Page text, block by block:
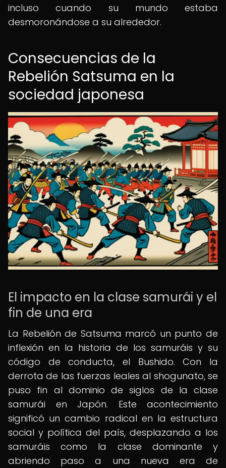
incluso cuando su mundo estaba
desmoronándose a su alrededor.
Consecuencias de la
Rebelión Satsuma en la
sociedad japonesa
El impacto en la clase samurái y el
fin de una era
La Rebelión de Satsuma marcó un punto de
inflexión en la historia de los samuráis y su
código de conducta, el Bushido. Con la
derrota de las fuerzas leales al shogunato, se
puso fin al dominio de siglos de la clase
samurái en Japón. Este acontecimiento
significó un cambio radical en la estructura
social y política del país, desplazando a los
samuráis como la clase dominante y
abriendo paso a una nueva era de